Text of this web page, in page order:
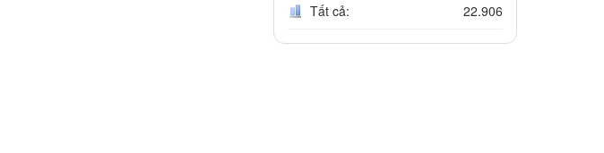
Tất cả: 22.906